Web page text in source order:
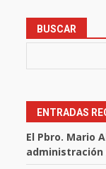
BUSCAR
ENTRADAS
El Pbro. Mario
administración